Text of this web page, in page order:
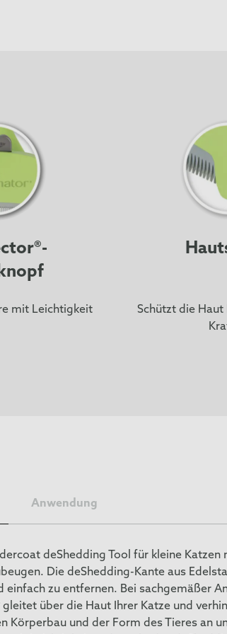
mit Leichtigkeit
Schützt die Haut
Anwendung
deShedding Tool für kleine
Die deShedding-Kante aus
einfach zu entfernen. Bei sachgemäßer
gleitet über die Haut Ihrer Katze und
Körperbau und der Form des Tieres